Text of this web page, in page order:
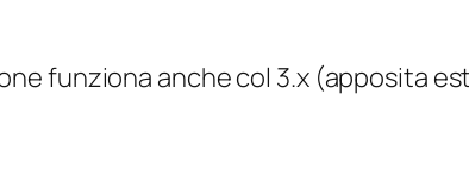
funziona anche col 3.x (apposita